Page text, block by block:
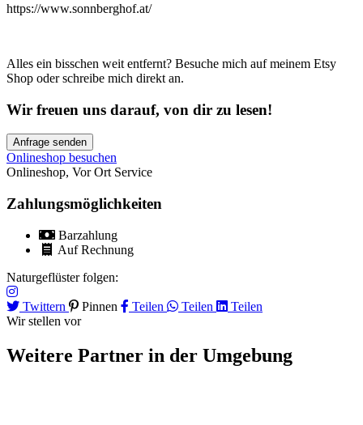
https://www.sonnberghof.at/
Alles ein bisschen weit entfernt? Besuche mich auf meinem Etsy
Shop oder schreibe mich direkt an.
Wir freuen uns darauf, von dir zu lesen!
Anfrage senden
Onlineshop besuchen
Onlineshop, Vor Ort Service
Zahlungsmöglichkeiten
Barzahlung
Auf Rechnung
Naturgeflüster folgen:
Twittern Pinnen Teilen Teilen
Teilen
Wir stellen vor
Weitere Partner in der Umgebung